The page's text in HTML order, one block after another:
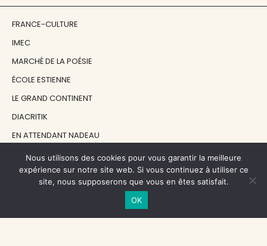
FRANCE-CULTURE
IMEC
MARCHÉ DE LA POÉSIE
ÉCOLE ESTIENNE
LE GRAND CONTINENT
DIACRITIK
EN ATTENDANT NADEAU
NOS SOUTIENS
Nous utilisons des cookies pour vous garantir la meilleure
expérience sur notre site web. Si vous continuez à utiliser ce
site, nous supposerons que vous en êtes satisfait.
OK